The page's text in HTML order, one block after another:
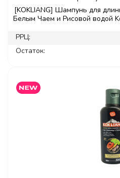
[KOKLIANG] Шампунь для
Белым Чаем и Рисовой водой
РРЦ:
Остаток: